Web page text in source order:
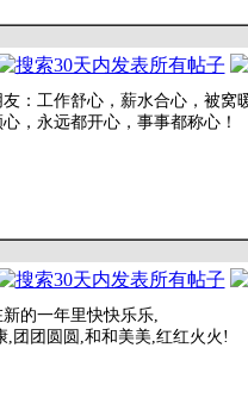
：工作舒心，薪水合心，被窝
，永远都开心，事事都称心！
的一年里快快乐乐,
,团团圆圆,和和美美,红红火火!